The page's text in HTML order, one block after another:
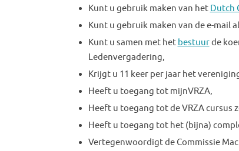
Kunt u gebruik maken van het Dutch
Kunt u gebruik maken van de e-mail
Kunt u samen met het bestuurde
Ledenvergadering,
Krijgt u 11 keer per jaar het
Heeft u toegang tot mijnVRZA,
Heeft u toegang tot de VRZA cursus
Heeft u toegang tot het (bijna)
Vertegenwoordigt de Commissie